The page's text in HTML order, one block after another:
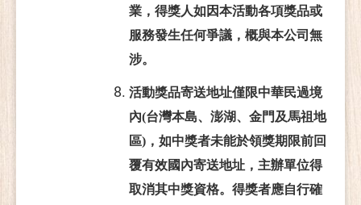
業，得獎人如因本活動各項獎品或
服務發生任何爭議，概與本公司無
涉。
活動獎品寄送地址僅限中華民過境
內(台灣本島、澎湖、金門及馬祖地
區)，如中獎者未能於領獎期限前回
覆有效國內寄送地址，主辦單位得
取消其中獎資格。得獎者應自行確